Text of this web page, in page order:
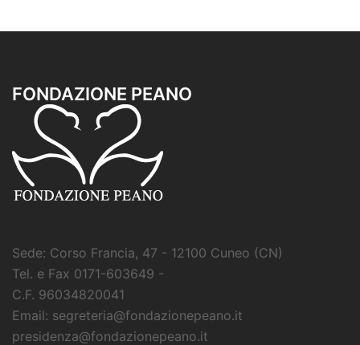
FONDAZIONE PEANO
Sede: Corso Francia, 47 - 12100 Cuneo (CN)
Tel. e Fax 0171-603649 -
C.F. 96034820041
Email: segreteria@fondazionepeano.it
presidenza@fondazionepeano.it